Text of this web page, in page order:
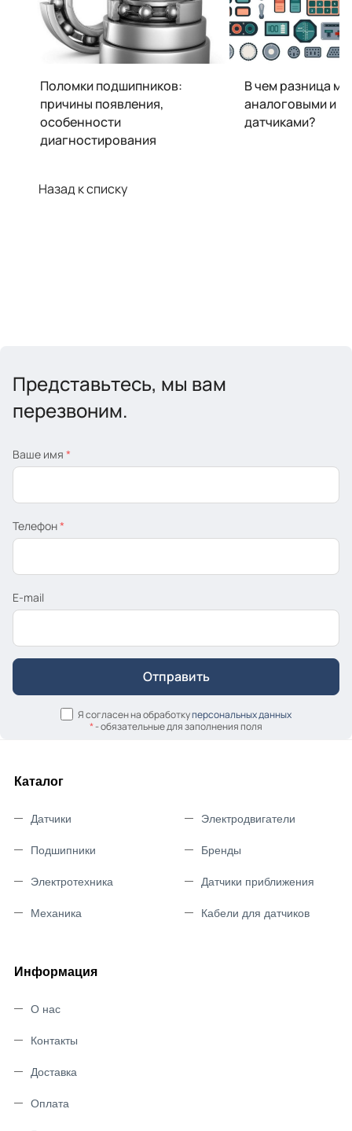
Поломки подшипников:
причины появления,
особенности
диагностирования
В чем разница
аналоговыми и
датчиками?
Назад к списку
Представьтесь, мы вам
перезвоним.
Ваше имя *
Телефон*
E-mail
Я согласен на обработкуперсональных данных
*- обязательные для заполнения поля
Каталог
Датчики
Подшипники
Электротехника
Механика
Электродвигатели
Бренды
Датчики приближения
Кабели для датчиков
Информация
О нас
Контакты
Доставка
Оплата